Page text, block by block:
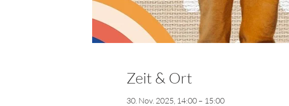
Zeit & Ort
30. Nov. 2025, 14:00 – 15:00